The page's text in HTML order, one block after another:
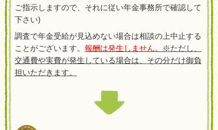
ご指示しますので、それに従い年金事務所で確認して
下さい)
調査で年金受給が見込めない場合は相談の上中止する
ことがございます。 報酬は発生しません。
※ただし、
交通費や実費が発生している場合は、その分だけ御負
担いただきます。